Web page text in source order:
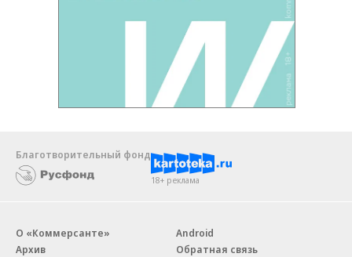
Благотворительный фонд
18+ реклама
О «Коммерсанте»
Архив
Android
Обратная связь